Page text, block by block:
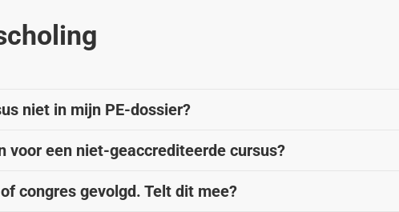
niet in mijn PE-dossier?
voor een niet-geaccrediteerde cursus?
congres gevolgd. Telt dit mee?